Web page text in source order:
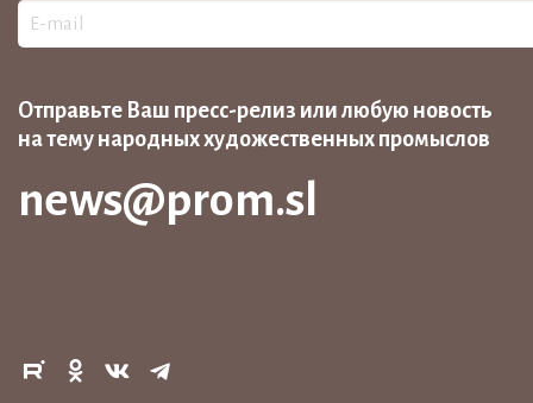
Отправьте Ваш пресс-релиз или любую новость
на тему народных художественных промыслов
news@prom.sl